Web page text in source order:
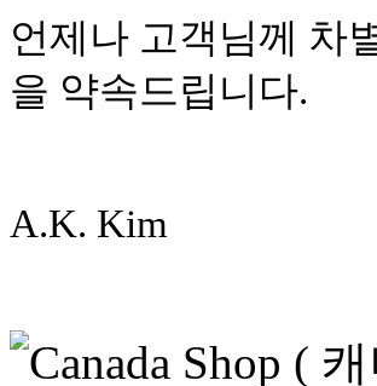
언제나 고객님께 차
을 약속드립니다.
A.K. Kim